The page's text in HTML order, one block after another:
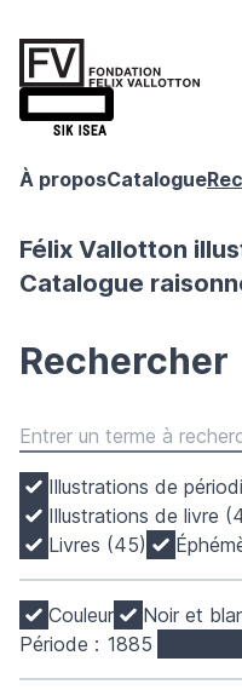
À proposCatalogue
Félix Vallotton
Catalogue
Rechercher
Illustrations de
Illustrations de livre
Livres (45)
Couleur
Noir et
Période : 1885